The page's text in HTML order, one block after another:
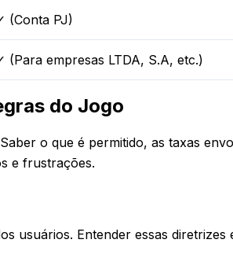
(Conta PJ)
(Para empresas LTDA, S.A, etc.)
do Jogo
o que é permitido, as taxas
e frustrações.
usuários. Entender essas diretrizes